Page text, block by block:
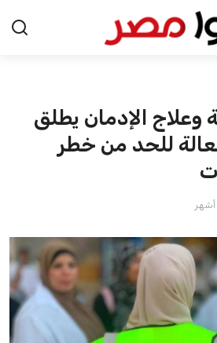
الإدمان يطلق
للحد من خطر